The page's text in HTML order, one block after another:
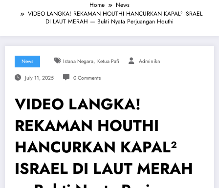
Home
News
VIDEO LANGKA! REKAMAN HOUTHI HANCURKAN KAPAL² ISRAEL
DI LAUT MERAH — Bukti Nyata Perjuangan Houthi
News Istana Negara, Ketua Pafi Adminikn
July 11, 2025 0 Comments
VIDEO LANGKA!
REKAMAN HOUTHI
HANCURKAN KAPAL²
ISRAEL DI LAUT MERAH